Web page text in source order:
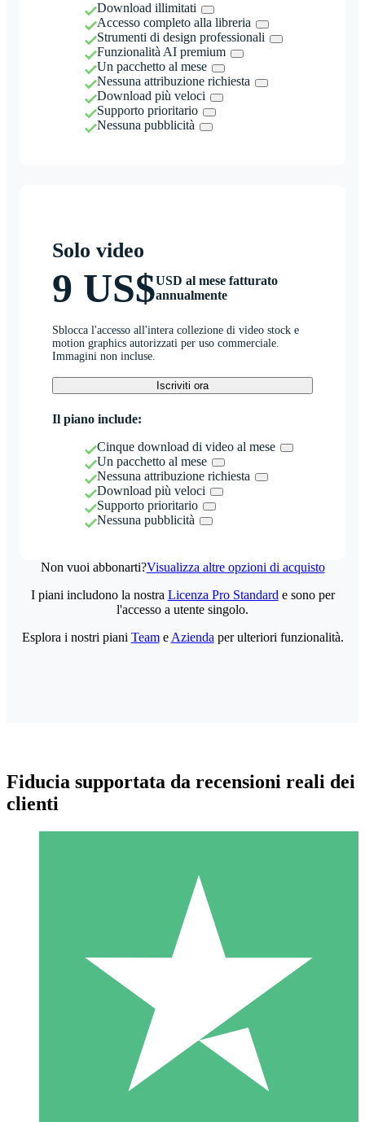
Download illimitati
Accesso completo alla libreria
Strumenti di design professionali
Funzionalità AI premium
Un pacchetto al mese
Nessuna attribuzione richiesta
Download più veloci
Supporto prioritario
Nessuna pubblicità
Solo video
9 US$USD al mese fatturato
annualmente
Sblocca l'accesso all'intera collezione di video stock e
motion graphics autorizzati per uso commerciale.
Immagini non incluse.
Iscriviti ora
Il piano include:
Cinque download di video al mese
Un pacchetto al mese
Nessuna attribuzione richiesta
Download più veloci
Supporto prioritario
Nessuna pubblicità
Non vuoi abbonarti?Visualizza altre opzioni di acquisto
Pacchetti di Crediti Individuali
Paga a consumo con crediti di download. Nessun impegno
1 Download
10
I piani includono la nostra Licenza Pro Standard e sono per
l'accesso a utente singolo.
Esplora i nostri piani Teame Azienda per ulteriori funzionalità.
Fiducia supportata da recensioni reali dei
clienti